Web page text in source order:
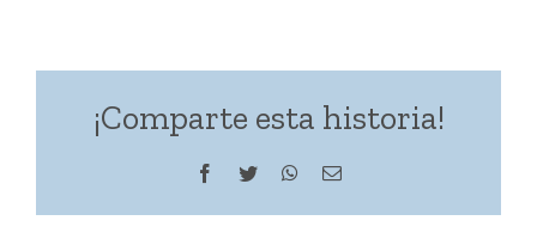
¡Comparte esta historia!
Facebook
Twitter WhatsApp
Correo